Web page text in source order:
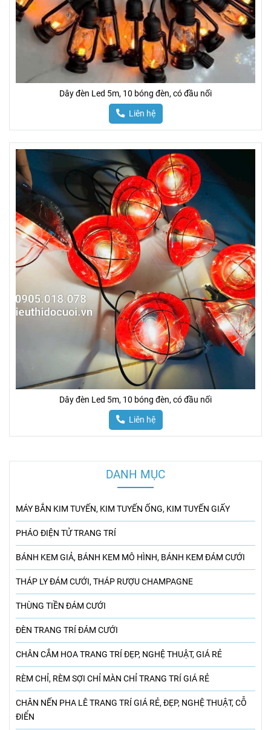
Dây đèn Led 5m, 10 bóng đèn, có đầu nối
Liên hệ
Dây đèn Led 5m, 10 bóng đèn, có đầu nối
Liên hệ
DANH MỤC
MÁY BẮN KIM TUYẾN, KIM TUYẾN ỐNG, KIM TUYẾN GIẤY
PHÁO ĐIỆN TỬ TRANG TRÍ
BÁNH KEM GIẢ, BÁNH KEM MÔ HÌNH, BÁNH KEM ĐÁM CƯỚI
THÁP LY ĐÁM CƯỚI, THÁP RƯỢU CHAMPAGNE
THÙNG TIỀN ĐÁM CƯỚI
ĐÈN TRANG TRÍ ĐÁM CƯỚI
CHÂN CẮM HOA TRANG TRÍ ĐẸP, NGHỆ THUẬT, GIÁ RẺ
RÈM CHỈ, RÈM SỢI CHỈ MÀN CHỈ TRANG TRÍ GIÁ RẺ
CHÂN NẾN PHA LÊ TRANG TRÍ GIÁ RẺ, ĐẸP, NGHỆ THUẬT, CỖ
ĐIỂN